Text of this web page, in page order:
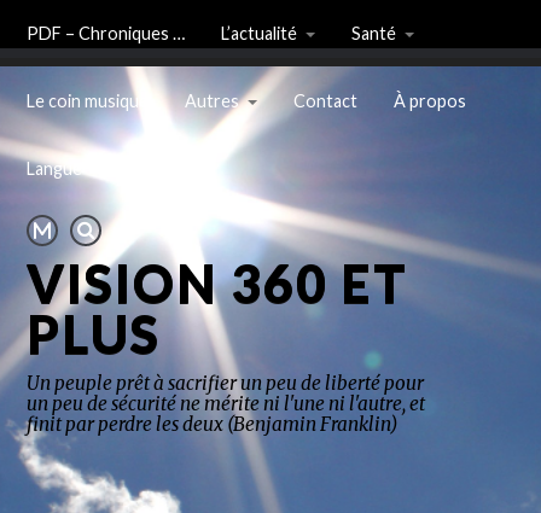
PDF – Chroniques … L’actualité Santé
Le coin musique Autres Contact À propos
Langue
VISION 360 ET
PLUS
Un peuple prêt à sacrifier un peu de liberté pour
un peu de sécurité ne mérite ni l'une ni l'autre, et
finit par perdre les deux (Benjamin Franklin)